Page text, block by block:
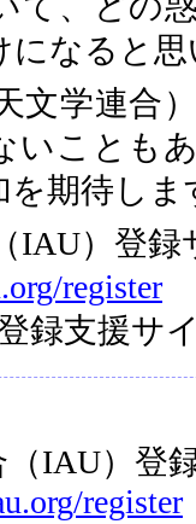
になると
文学連合
いことも
を期待しま
IAU）登録
register
録支援サ
（IAU）登
register